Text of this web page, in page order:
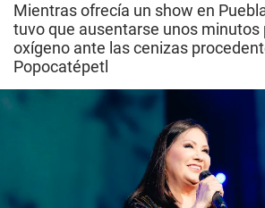
Mientras ofrecía un show en
tuvo que ausentarse unos minutos
oxígeno ante las cenizas
Popocatépetl